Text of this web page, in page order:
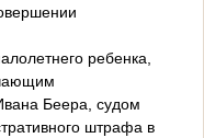
ребенка,
Беера, судом
штрафа в